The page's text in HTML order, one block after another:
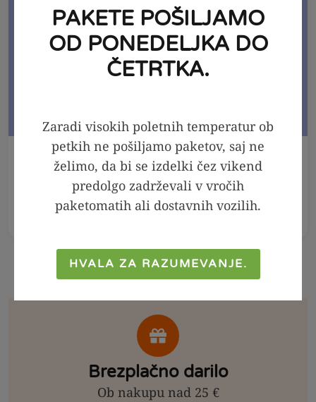
Meta - melisa sirup,
250ml
2,99
Arašidov namaz 100
% - Crunchy, 300g
Brezplačno darilo
Ob nakupu nad 25 €
PAKETE POŠILJAMO
OD PONEDELJKA DO
ČETRTKA.
Zaradi visokih poletnih temperatur ob
petkih ne pošiljamo paketov, saj ne
želimo, da bi se izdelki čez vikend
predolgo zadrževali v vročih
paketomatih ali dostavnih vozilih.
HVALA ZA RAZUMEVANJE.